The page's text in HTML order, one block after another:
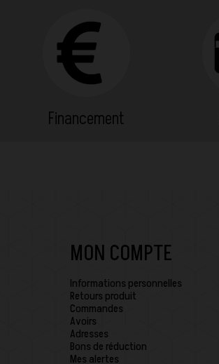
Financement
MON COMPTE
Informations personnelles
Retours produit
Commandes
Avoirs
Adresses
Bons de réduction
Mes alertes